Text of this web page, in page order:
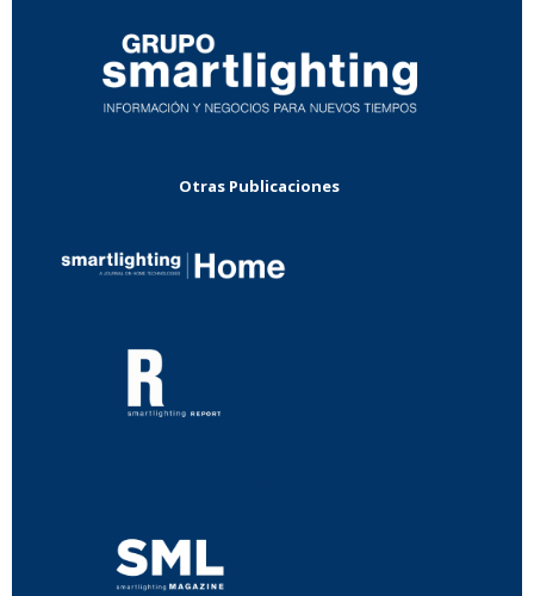
Otras Publicaciones